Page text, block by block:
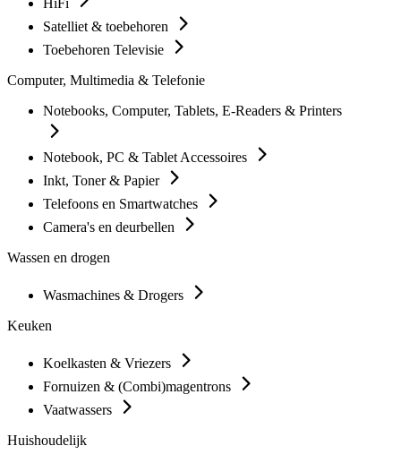
HiFi
Satelliet & toebehoren
Toebehoren Televisie
Computer, Multimedia & Telefonie
Notebooks, Computer, Tablets, E-Readers & Printers
Notebook, PC & Tablet Accessoires
Inkt, Toner & Papier
Telefoons en Smartwatches
Camera's en deurbellen
Wassen en drogen
Wasmachines & Drogers
Keuken
Koelkasten & Vriezers
Fornuizen & (Combi)magentrons
Vaatwassers
Huishoudelijk